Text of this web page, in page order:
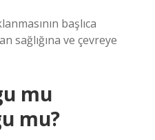
başlıca
sağlığına ve çevreye
mu
mu?